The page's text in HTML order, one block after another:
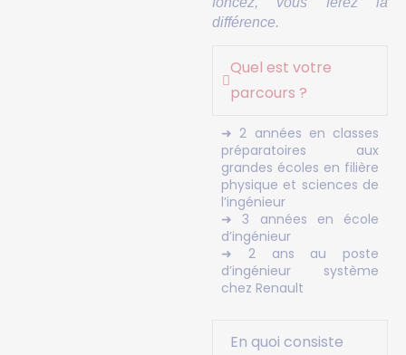
différence.
Quel est votre
parcours ?
➜ 2 années en classes
préparatoires aux
grandes écoles en filière
physique et sciences de
l’ingénieur
➜ 3 années en école
d’ingénieur
➜ 2 ans au poste
d’ingénieur système
chez Renault
En quoi consiste